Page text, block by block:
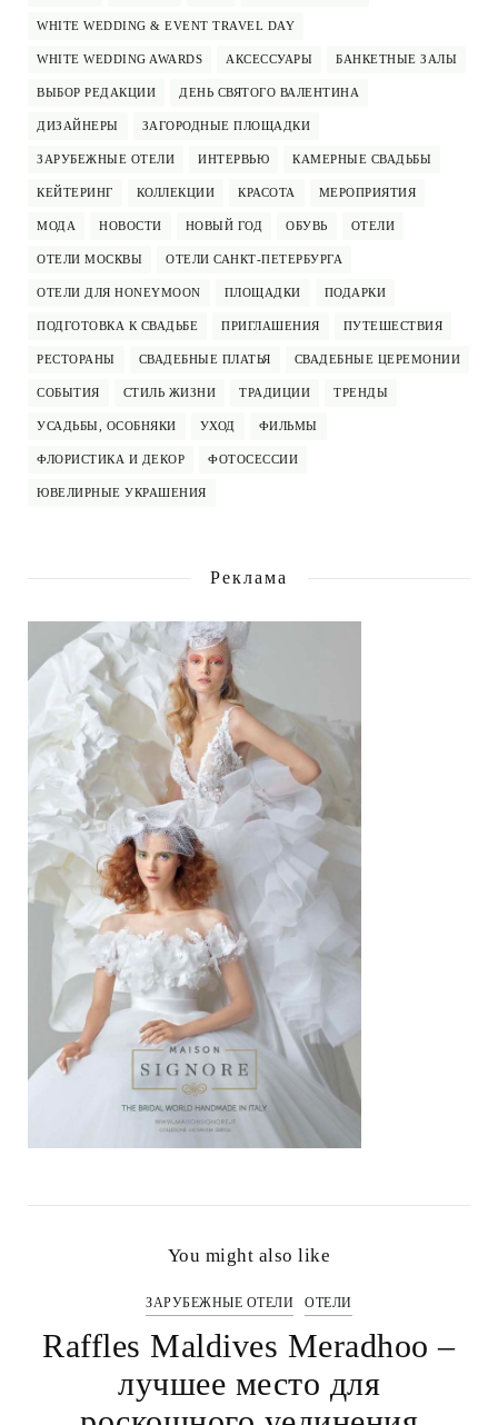
WHITE WEDDING & EVENT TRAVEL DAY
WHITE WEDDING AWARDS АКСЕССУАРЫ БАНКЕТНЫЕ ЗАЛЫ
ВЫБОР РЕДАКЦИИ ДЕНЬ СВЯТОГО ВАЛЕНТИНА
ДИЗАЙНЕРЫ ЗАГОРОДНЫЕ ПЛОЩАДКИ
ЗАРУБЕЖНЫЕ ОТЕЛИ ИНТЕРВЬЮ КАМЕРНЫЕ СВАДЬБЫ
КЕЙТЕРИНГ КОЛЛЕКЦИИ КРАСОТА МЕРОПРИЯТИЯ
МОДА НОВОСТИ НОВЫЙ ГОД ОБУВЬ ОТЕЛИ
ОТЕЛИ МОСКВЫ ОТЕЛИ САНКТ-ПЕТЕРБУРГА
ОТЕЛИ ДЛЯ HONEYMOON ПЛОЩАДКИ ПОДАРКИ
ПОДГОТОВКА К СВАДЬБЕ ПРИГЛАШЕНИЯ ПУТЕШЕСТВИЯ
РЕСТОРАНЫ СВАДЕБНЫЕ ПЛАТЬЯ СВАДЕБНЫЕ ЦЕРЕМОНИИ
СОБЫТИЯ СТИЛЬ ЖИЗНИ ТРАДИЦИИ ТРЕНДЫ
УСАДЬБЫ, ОСОБНЯКИ УХОД ФИЛЬМЫ
ФЛОРИСТИКА И ДЕКОР ФОТОСЕССИИ
ЮВЕЛИРНЫЕ УКРАШЕНИЯ
Реклама
You might also like
ЗАРУБЕЖНЫЕ ОТЕЛИ ОТЕЛИ
Raffles Maldives Meradhoo –
лучшее место для